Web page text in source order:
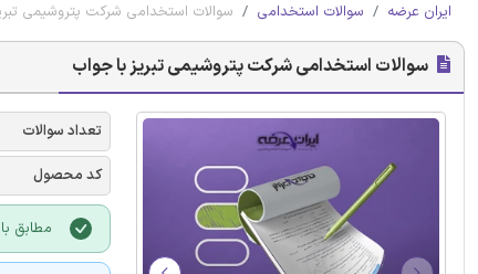
ایران عرضه سوالات استخدامی سوالات استخدامی شرکت پتروشیمی
سوالات استخدامی شرکت پتروشیمی تبریز با جواب
تعداد سوالات
کد محصول
مطابق